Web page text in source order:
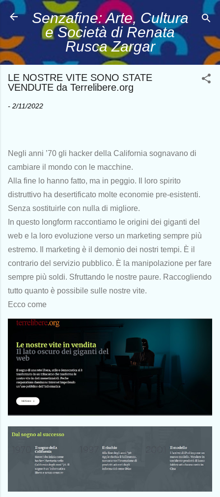
Passa ai contenuti principali
Senzafine: Arte, Cultura
e Società di Renata
Rusca Zargar
LE NOSTRE VITE SONO STATE
VENDUTE da Terrelibere.org
- 2/11/2022
Negli anni ’70 gli hacker della California sognavano di
cambiare il mondo con le macchine.
Alla fine lo hanno fatto, ma in peggio. Il loro spirito
distruttivo ha desertificato molte economie pre-esistenti.
Senza sostituirle con nulla di migliore.
In questo longform raccontiamo le origini dei giganti del
web e la loro evoluzione verso un marketing sempre più
estremo. Il marketing è il demonio dei nostri tempi. È il
contrario del servizio pubblico. È la manipolazione per fare
sempre più soldi. Sfruttando le nostre paure. Raccogliendo
tutto quanto è possibile sulle nostre vite.
Ecco come